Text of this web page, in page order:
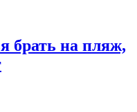
брать на пляж,